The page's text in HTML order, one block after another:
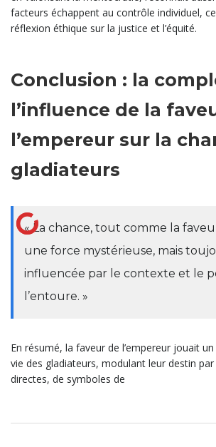
facteurs échappent au contrôle individuel,
réflexion éthique sur la justice et l’équité.
Conclusion : la
l’influence de la
l’empereur sur la
gladiateurs
« La chance, tout comme la
une force mystérieuse, mais
influencée par le contexte et le
l’entoure. »
En résumé, la faveur de l’empereur jouait
vie des gladiateurs, modulant leur destin
directes, de symboles de